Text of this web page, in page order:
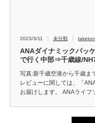
2023/3/11 未分類
ANAダイナミックパッ
で行く中部⇒千歳線/
写真:新千歳空港から千歳ま
レビューに関しては、「
お届けします。 ANAライ